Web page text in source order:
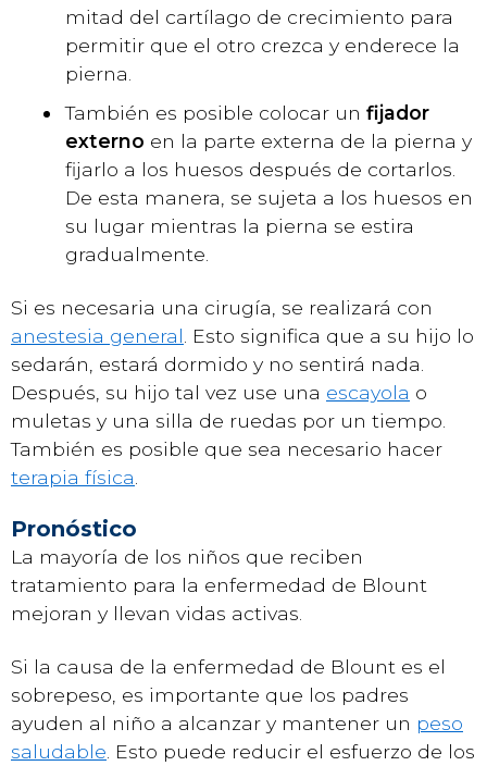
mitad del cartílago de crecimiento para
permitir que el otro crezca y enderece la
pierna.
También es posible colocar un fijador
externo en la parte externa de la pierna y
fijarlo a los huesos después de cortarlos.
De esta manera, se sujeta a los huesos en
su lugar mientras la pierna se estira
gradualmente.
Si es necesaria una cirugía, se realizará con
anestesia general . Esto significa que a su hijo lo
sedarán, estará dormido y no sentirá nada.
Después, su hijo tal vez use una escayola o
muletas y una silla de ruedas por un tiempo.
También es posible que sea necesario hacer
terapia física
Pronóstico
La mayoría de los niños que reciben
tratamiento para la enfermedad de Blount
mejoran y llevan vidas activas.
Si la causa de la enfermedad de Blount es el
sobrepeso, es importante que los padres
ayuden al niño a alcanzar y mantener un peso
saludable . Esto puede reducir el esfuerzo de los